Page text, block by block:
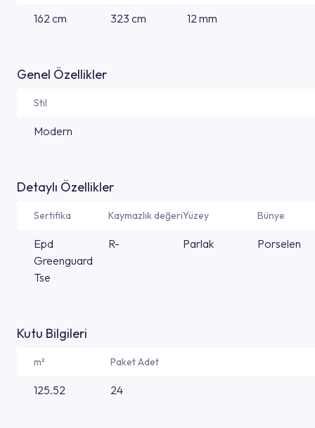
162 cm 323 cm 12 mm
Genel Özellikler
Stil
Modern
Detaylı Özellikler
Sertifika Kaymazlık değeriYüzey Bünye
Epd
Greenguard
Tse
R- Parlak Porselen
Kutu Bilgileri
m² Paket Adet
125.52 24